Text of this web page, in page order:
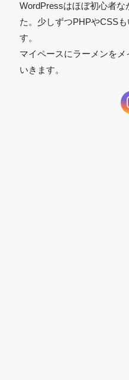
WordPressはほぼ初心者な
た。少しずつPHPやCSS
す。
マイペースにラーメンを
いきます。